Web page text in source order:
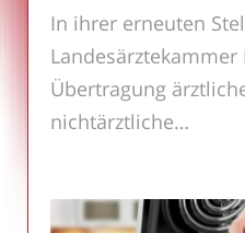
In ihrer erneuten
Übertragung
nichtärztliche…